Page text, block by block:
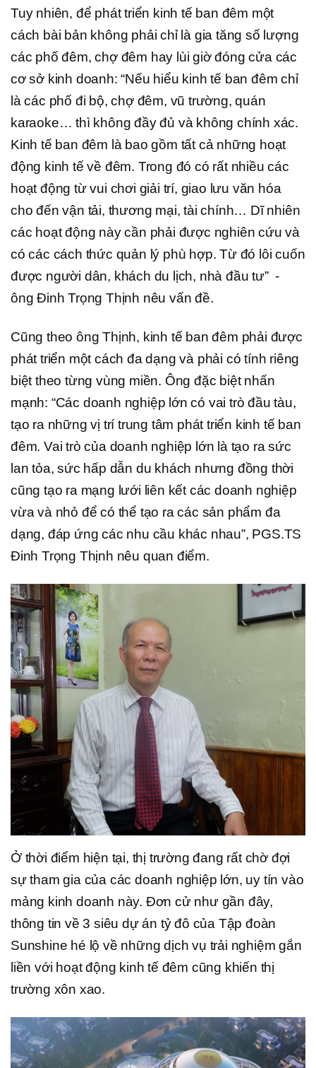
Tuy nhiên, để phát triển kinh tế ban đêm một
cách bài bản không phải chỉ là gia tăng số lượng
các phố đêm, chợ đêm hay lùi giờ đóng cửa các
cơ sở kinh doanh: “Nếu hiểu kinh tế ban đêm chỉ
là các phố đi bộ, chợ đêm, vũ trường, quán
karaoke… thì không đầy đủ và không chính xác.
Kinh tế ban đêm là bao gồm tất cả những hoạt
động kinh tế về đêm. Trong đó có rất nhiều các
hoạt động từ vui chơi giải trí, giao lưu văn hóa
cho đến vận tải, thương mại, tài chính… Dĩ nhiên
các hoạt động này cần phải được nghiên cứu và
có các cách thức quản lý phù hợp. Từ đó lôi cuốn
được người dân, khách du lịch, nhà đầu tư” -
ông Đinh Trọng Thịnh nêu vấn đề.
Cũng theo ông Thịnh, kinh tế ban đêm phải được
phát triển một cách đa dạng và phải có tính riêng
biệt theo từng vùng miền. Ông đặc biệt nhấn
mạnh: “Các doanh nghiệp lớn có vai trò đầu tàu,
tạo ra những vị trí trung tâm phát triển kinh tế ban
đêm. Vai trò của doanh nghiệp lớn là tạo ra sức
lan tỏa, sức hấp dẫn du khách nhưng đồng thời
cũng tạo ra mạng lưới liên kết các doanh nghiệp
vừa và nhỏ để có thể tạo ra các sản phẩm đa
dạng, đáp ứng các nhu cầu khác nhau”, PGS.TS
Đinh Trọng Thịnh nêu quan điểm.
Ở thời điểm hiện tại, thị trường đang rất chờ đợi
sự tham gia của các doanh nghiệp lớn, uy tín vào
mảng kinh doanh này. Đơn cử như gần đây,
thông tin về 3 siêu dự án tỷ đô của Tập đoàn
Sunshine hé lộ về những dịch vụ trải nghiệm gắn
liền với hoạt động kinh tế đêm cũng khiến thị
trường xôn xao.